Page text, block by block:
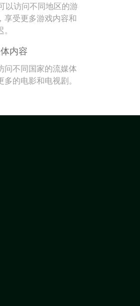
以访问不同地区的游
享受更多游戏内容和
内容
问不同国家的流媒体
多的电影和电视剧。